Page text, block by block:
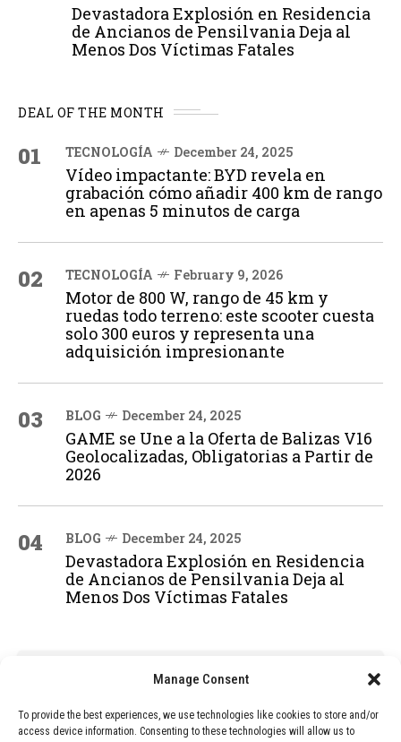
Manage Consent
To provide the best experiences, we use technologies like cookies to store and/or
access device information. Consenting to these technologies will allow us to
Devastadora Explosión en Residencia
de Ancianos de Pensilvania Deja al
Menos Dos Víctimas Fatales
DEAL OF THE MONTH
01 TECNOLOGÍA December 24, 2025
Vídeo impactante: BYD revela en
grabación cómo añadir 400 km de rango
en apenas 5 minutos de carga
02 TECNOLOGÍA February 9, 2026
Motor de 800 W, rango de 45 km y
ruedas todo terreno: este scooter cuesta
solo 300 euros y representa una
adquisición impresionante
03 BLOG December 24, 2025
GAME se Une a la Oferta de Balizas V16
Geolocalizadas, Obligatorias a Partir de
2026
04 BLOG December 24, 2025
Devastadora Explosión en Residencia
de Ancianos de Pensilvania Deja al
Menos Dos Víctimas Fatales